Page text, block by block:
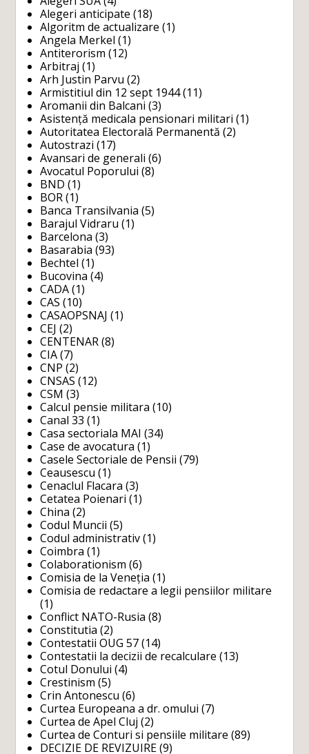
Alegeri anticipate (18)
Algoritm de actualizare (1)
Angela Merkel (1)
Antiterorism (12)
Arbitraj (1)
Arh Justin Parvu (2)
Armistitiul din 12 sept 1944(11)
Aromanii din Balcani (3)
Asistență medicala pensionari militari (1)
Autoritatea Electorală Permanentă (2)
Autostrazi (17)
Avansari de generali (6)
Avocatul Poporului (8)
BND (1)
BOR (1)
Banca Transilvania (5)
Barajul Vidraru (1)
Barcelona (3)
Basarabia (93)
Bechtel (1)
Bucovina (4)
CADA (1)
CAS (10)
CASAOPSNAJ (1)
CEJ (2)
CENTENAR (8)
CIA (7)
CNP (2)
CNSAS (12)
CSM (3)
Calcul pensie militara (10)
Canal 33 (1)
Casa sectoriala MAI (34)
Case de avocatura (1)
Casele Sectoriale de Pensii (79)
Ceausescu (1)
Cenaclul Flacara (3)
Cetatea Poienari (1)
China (2)
Codul Muncii (5)
Codul administrativ (1)
Coimbra (1)
Colaborationism (6)
Comisia de la Veneția (1)
Comisia de redactare a legii pensiilor militare
(1)
Conflict NATO-Rusia (8)
Constitutia (2)
Contestatii OUG 57 (14)
Contestatii la decizii de recalculare (13)
Cotul Donului (4)
Crestinism (5)
Crin Antonescu (6)
Curtea Europeana a dr. omului (7)
Curtea de Apel Cluj (2)
Curtea de Conturi si pensiile militare (89)
DECIZIE DE REVIZUIRE (9)